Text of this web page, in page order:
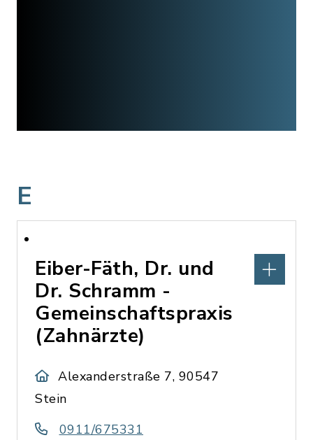
E
Eiber-Fäth, Dr. und
Dr. Schramm -
Gemeinschaftspraxis
(Zahnärzte)
Alexanderstraße 7, 90547
Stein
0911/675331